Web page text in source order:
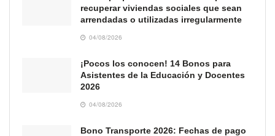
recuperar viviendas sociales que sean
arrendadas o utilizadas irregularmente
04/08/2026
¡Pocos los conocen! 14 Bonos para
Asistentes de la Educación y Docentes
2026
04/08/2026
Bono Transporte 2026: Fechas de pago